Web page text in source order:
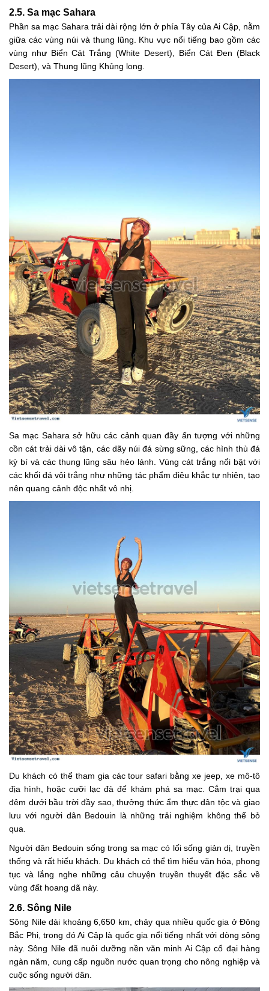
2.5. Sa mạc Sahara
Phần sa mạc Sahara trải dài rộng lớn ở phía Tây của Ai Cập, nằm
giữa các vùng núi và thung lũng. Khu vực nổi tiếng bao gồm các
vùng như Biển Cát Trắng (White Desert), Biển Cát Đen (Black
Desert), và Thung lũng Khủng long.
Sa mạc Sahara sở hữu các cảnh quan đầy ấn tượng với những
cồn cát trải dài vô tận, các dãy núi đá sừng sững, các hình thù đá
kỳ bí và các thung lũng sâu hẻo lánh. Vùng cát trắng nổi bật với
các khối đá vôi trắng như những tác phẩm điêu khắc tự nhiên, tạo
nên quang cảnh độc nhất vô nhị.
Du khách có thể tham gia các tour safari bằng xe jeep, xe mô-tô
địa hình, hoặc cưỡi lạc đà để khám phá sa mạc. Cắm trại qua
đêm dưới bầu trời đầy sao, thưởng thức ẩm thực dân tộc và giao
lưu với người dân Bedouin là những trải nghiệm không thể bỏ
qua.
Người dân Bedouin sống trong sa mạc có lối sống giản dị, truyền
thống và rất hiếu khách. Du khách có thể tìm hiểu văn hóa, phong
tục và lắng nghe những câu chuyện truyền thuyết đặc sắc về
vùng đất hoang dã này.
2.6. Sông Nile
Sông Nile dài khoảng 6,650 km, chảy qua nhiều quốc gia ở Đông
Bắc Phi, trong đó Ai Cập là quốc gia nổi tiếng nhất với dòng sông
này. Sông Nile đã nuôi dưỡng nền văn minh Ai Cập cổ đại hàng
ngàn năm, cung cấp nguồn nước quan trọng cho nông nghiệp và
cuộc sống người dân.